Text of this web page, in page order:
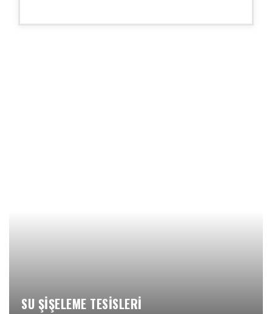
SU ŞİŞELEME TESİSLERİ